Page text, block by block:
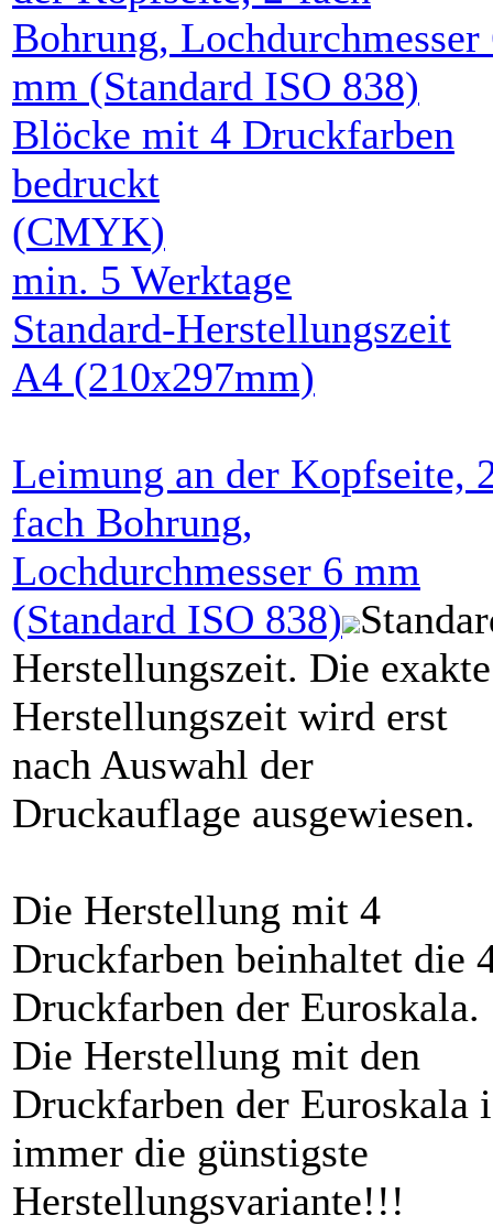
Blöcke mit 4 Druckfarben
bedruckt
(CMYK)
min. 5 Werktage
Standard-Herstellungszeit
A4 (210x297mm)
Leimung an der Kopfseite,
fach Bohrung,
Lochdurchmesser 6 mm
(Standard ISO 838)
Herstellungszeit. Die exakte
Herstellungszeit wird erst
nach Auswahl der
Druckauflage ausgewiesen.
Die Herstellung mit 4
Druckfarben beinhaltet die
Druckfarben der Euroskala.
Die Herstellung mit den
Druckfarben der Euroskala
immer die günstigste
Herstellungsvariante!!!